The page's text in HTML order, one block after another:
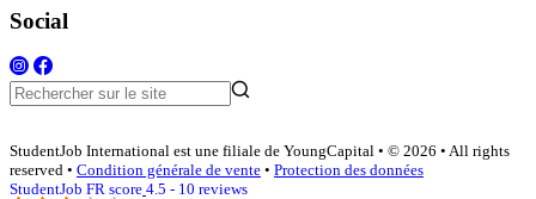
Social
StudentJob International est une filiale de YoungCapital • © 2026 • All rights
reserved • Condition générale de vente • Protection des données
StudentJob FR score 4.5 - 10 reviews